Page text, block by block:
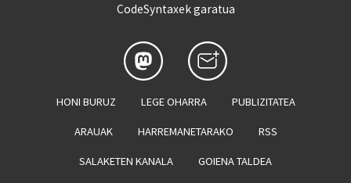
CodeSyntaxek garatua
HONI BURUZ LEGE OHARRA PUBLIZITATEA
ARAUAK HARREMANETARAKO RSS
SALAKETEN KANALA GOIENA TALDEA